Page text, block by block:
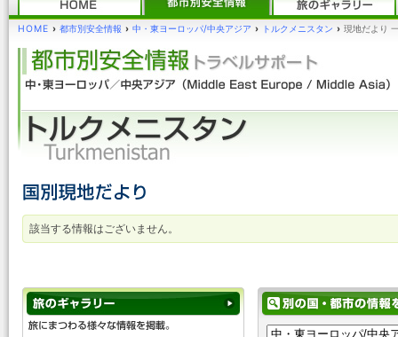
HOME › 都市別安全情報 › 中・東ヨーロッパ/中央アジア › トルクメニスタン › 現地だより
該当する情報はございません。